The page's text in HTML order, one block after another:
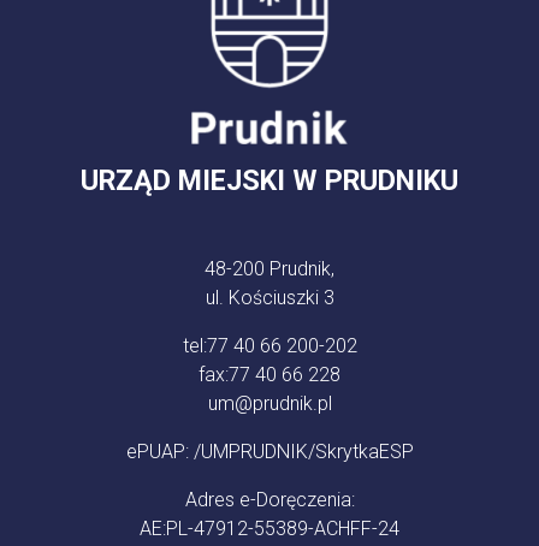
URZĄD MIEJSKI W PRUDNIKU
48-200 Prudnik,
ul. Kościuszki 3
tel:77 40 66 200-202
fax:77 40 66 228
um@prudnik.pl
ePUAP: /UMPRUDNIK/SkrytkaESP
Adres e-Doręczenia:
AE:PL-47912-55389-ACHFF-24